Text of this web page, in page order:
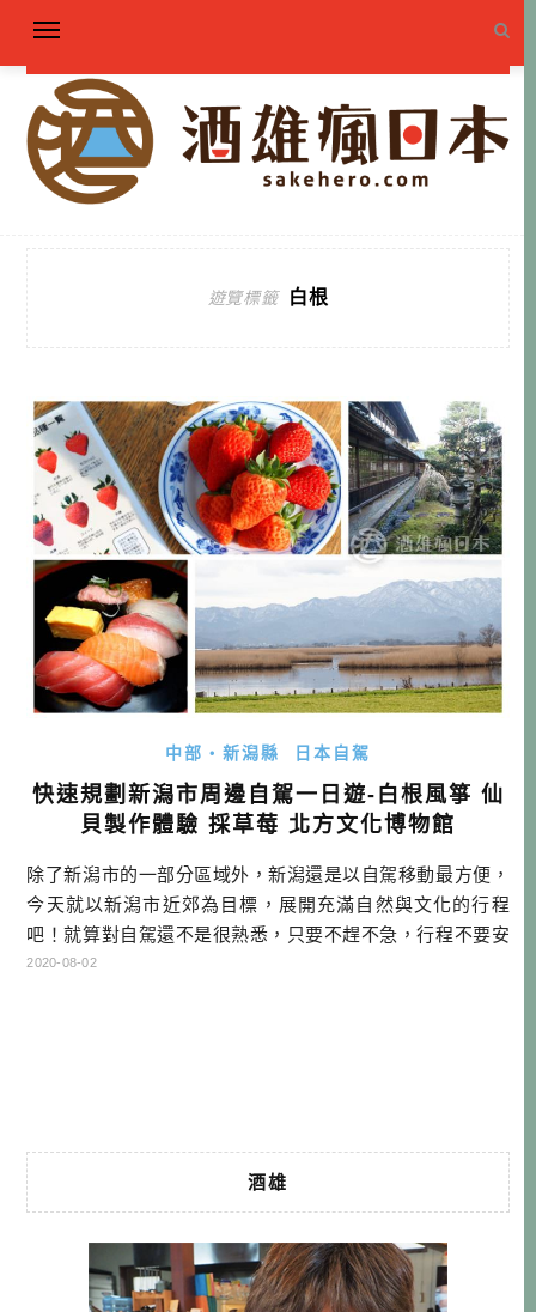
遊覽標籤 白根
中部・新潟縣 日本自駕
快速規劃新潟市周邊自駕一日遊-白根風箏 仙
貝製作體驗 採草莓 北方文化博物館
除了新潟市的一部分區域外，新潟還是以自駕移動最方便，
今天就以新潟市近郊為目標，展開充滿自然與文化的行程
吧！就算對自駕還不是很熟悉，只要不趕不急，行程不要安
排太多，且只規劃兩天一夜或當日來回，把新潟當成第熟悉
2020-08-02
酒雄